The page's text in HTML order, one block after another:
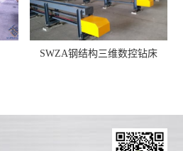
SWZA钢结构三维数控钻床